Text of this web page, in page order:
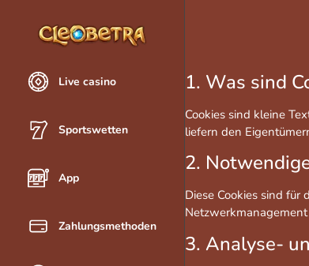
Live casino
Sportswetten
App
Zahlungsmethoden
1. Was sind
Cookies sind kleine
liefern den
2.
Diese Cookies sind
3. Analyse-